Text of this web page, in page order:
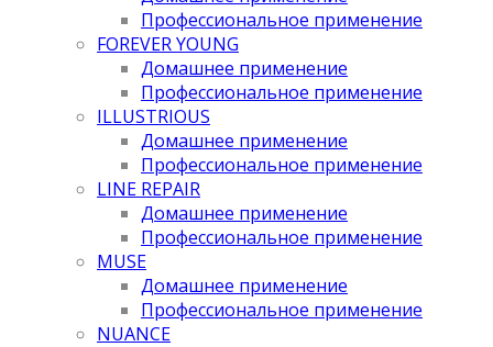
Профессиональное применение
FOREVER YOUNG
Домашнее применение
Профессиональное применение
ILLUSTRIOUS
Домашнее применение
Профессиональное применение
LINE REPAIR
Домашнее применение
Профессиональное применение
MUSE
Домашнее применение
Профессиональное применение
NUANCE